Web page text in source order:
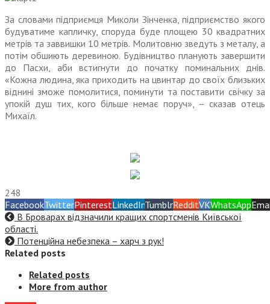
За словами підприємця Миколи Зінченка, підприємство якого
будуватиме капличку, споруда буде площею 30 квадратних
метрів та заввишки 10 метрів. Молитовню зведуть з металу, а
потім обшиють деревиною. Будівництво планують завершити
до Пасхи, аби встигнути до початку поминальних днів.
«Кожна людина, яка приходить на цвинтар до своїх близьких
віднині зможе помолитися, поминути та поставити свічку за
упокій душ тих, кого більше немає поруч», – сказав отець
Михаїл.
248
FacebookTwitterPinterestLinkedInTumblrRedditVKWhatsApp
В Броварах відзначили кращих спортсменів Київської
області.
Потенційна небезпека – харч з рук!
Related posts
Related posts
More from author